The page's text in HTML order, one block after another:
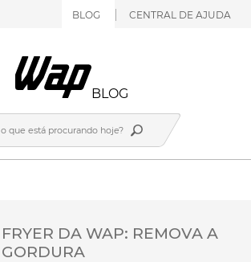
BLOG CENTRAL DE AJUDA
BLOG
DA WAP: REMOVA A